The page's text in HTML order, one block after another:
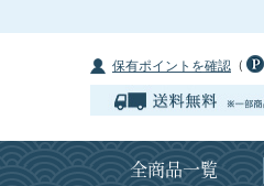
保有ポイントを確認 （
全商品一覧